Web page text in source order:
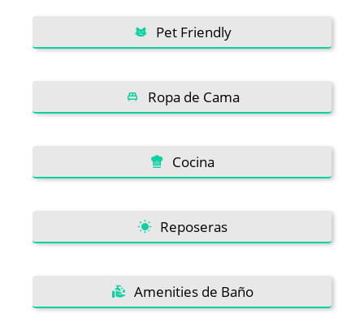
Pet Friendly
Ropa de Cama
Cocina
Reposeras
Amenities de Baño